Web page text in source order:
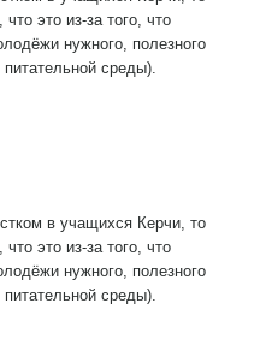
это из-за того, что
нужного, полезного
среды).
в учащихся Керчи, то
это из-за того, что
нужного, полезного
среды).